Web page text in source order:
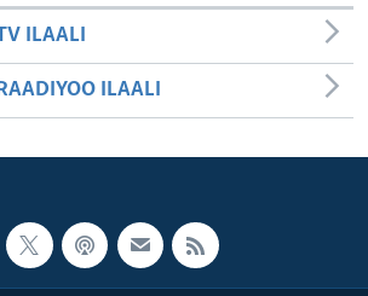
ILAALI
ILAALI